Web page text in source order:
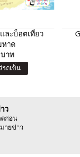
ละบ็อตเที่ยว
หาด
าท
รถเข็น
ว
ก่อน
ายข่าว